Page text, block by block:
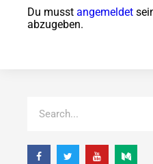
Du musst angemeldet
abzugeben.